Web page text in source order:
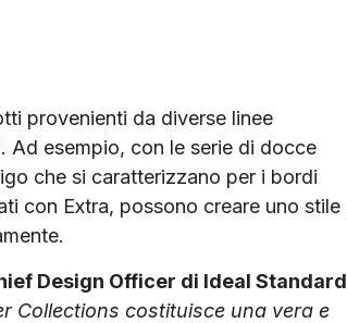
provenienti da diverse linee
Ad esempio, con le serie di docce
che si caratterizzano per i bordi
con Extra, possono creare uno stile
Design Officer di Ideal Standard
Collections costituisce una vera e